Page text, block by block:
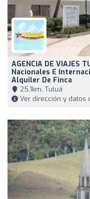
AGENCIA DE VIAJES
Nacionales E
Alquiler De Finca
25,1km, Tuluá
Ver dirección y datos